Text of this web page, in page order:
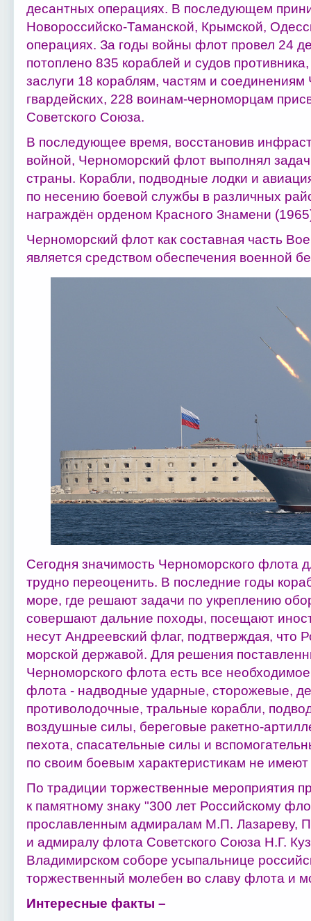
десантных операциях. В последующем
Новороссийско-Таманской, Крымской,
операциях. За годы войны флот провел 24
потоплено 835 кораблей и судов
заслуги 18 кораблям, частям и
гвардейских, 228 воинам-черноморцам
Советского Союза.
В последующее время, восстановив
войной, Черноморский флот выполнял
страны. Корабли, подводные лодки и
по несению боевой службы в различных
награждён орденом Красного Знамени
Черноморский флот как составная часть
является средством обеспечения военной
Сегодня значимость Черноморского флота
трудно переоценить. В последние годы
море, где решают задачи по укреплению
совершают дальние походы, посещают
несут Андреевский флаг, подтверждая, что
морской державой. Для решения
Черноморского флота есть все
флота - надводные ударные, сторожевые,
противолодочные, тральные корабли,
воздушные силы, береговые ракетно-
пехота, спасательные силы и
по своим боевым характеристикам не
По традиции торжественные мероприятия
к памятному знаку "300 лет Российскому
прославленным адмиралам М.П. Лазареву,
и адмиралу флота Советского Союза Н.Г.
Владимирском соборе усыпальнице
торжественный молебен во славу флота и
Интересные факты –